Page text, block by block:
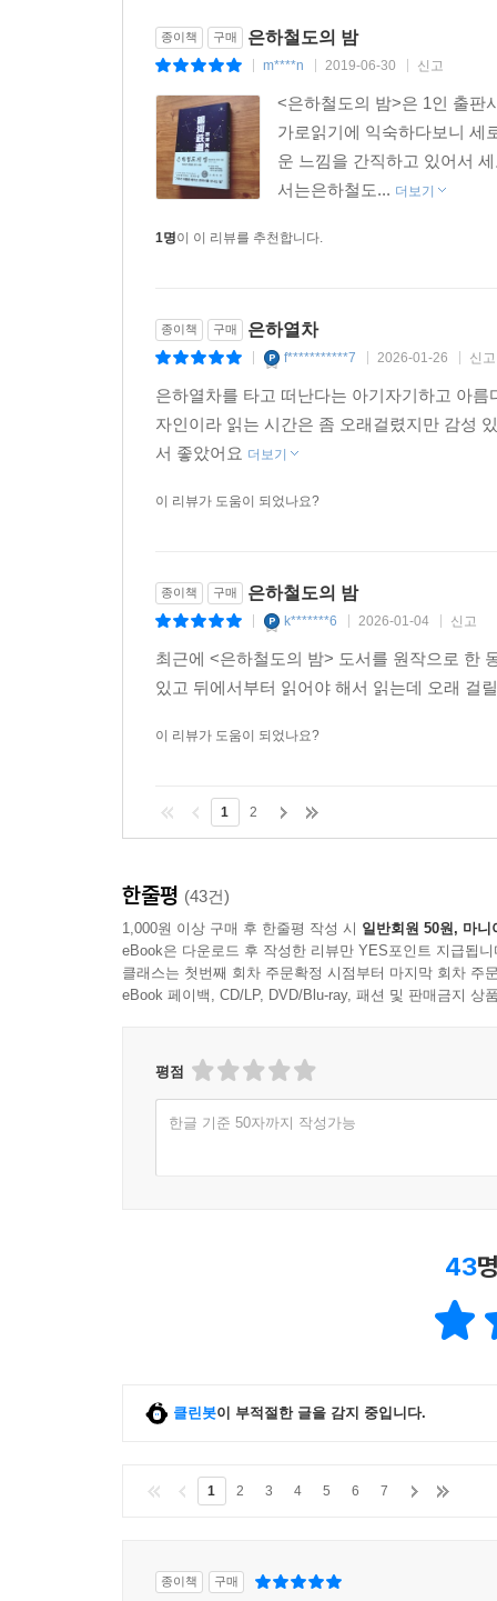
종이책 구매 은하철도의 밤
m****n 2019-06-30 신고
<은하철도의 밤>은 1인 출판
가로읽기에 익숙하다보니 세
운 느낌을 간직하고 있어서
서는은하철도... 더보기
1명이 이 리뷰를 추천합니다.
종이책 구매 은하열차
f***********7 2026-01-26 신고
은하열차를 타고 떠난다는 아기자기하고 아
자인이라 읽는 시간은 좀 오래걸렸지만 감성
서 좋았어요 더보기
이 리뷰가 도움이 되었나요?
종이책 구매 은하철도의 밤
k*******6 2026-01-04 신고
최근에 <은하철도의 밤> 도서를 원작으로 한
있고 뒤에서부터 읽어야 해서 읽는데 오래 걸
이 리뷰가 도움이 되었나요?
1 2
한줄평 (43건)
1,000원 이상 구매 후 한줄평 작성 시 일반회원 50원, 마니
eBook은 다운로드 후 작성한 리뷰만 YES포인트 지급됩니
클래스는 첫번째 회차 주문확정 시점부터 마지막 회차 주
eBook 페이백, CD/LP, DVD/Blu-ray, 패션 및 판매금지 상
평점
한글 기준 50자까지 작성가능
43
클린봇이 부적절한 글을 감지 중입니다.
1 2 3 4 5 6 7
종이책 구매